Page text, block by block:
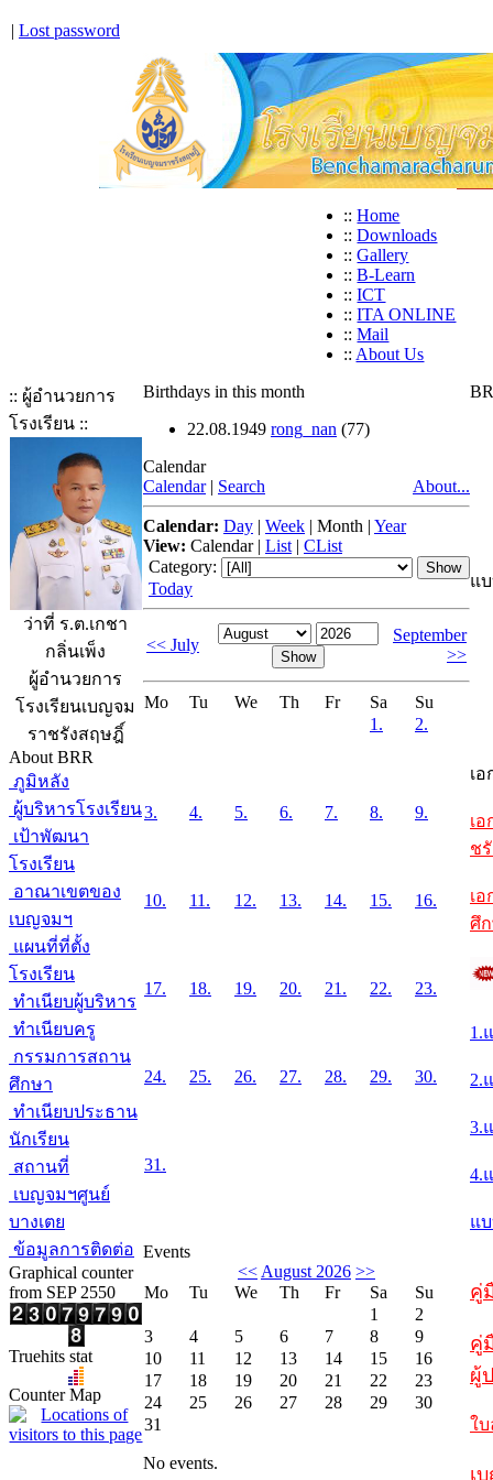
| Lost password
:: Home
:: Downloads
:: Gallery
:: B-Learn
:: ICT
:: ITA ONLINE
:: Mail
:: About Us
:: ผู้อำนวยการ
โรงเรียน ::
ว่าที่ ร.ต.เกชา
กลิ่นเพ็ง
ผู้อำนวยการ
โรงเรียนเบญจม
ราชรังสฤษฎิ์
About BRR
ภูมิหลัง
ผู้บริหารโรงเรียน
เป้าพัฒนา
โรงเรียน
อาณาเขตของ
เบญจมฯ
แผนที่ที่ตั้ง
โรงเรียน
ทำเนียบผู้บริหาร
ทำเนียบครู
กรรมการสถาน
ศึกษา
ทำเนียบประธาน
นักเรียน
สถานที่
เบญจมฯศูนย์
บางเตย
ข้อมูลการติดต่อ
Graphical counter
from SEP 2550
Truehits stat
Counter Map
Birthdays in this month
22.08.1949 rong_nan (77)
Calendar
Calendar | Search About...
Calendar: Day | Week | Month | Year
View: Calendar| List | CList
Category:
Today
<< July
September
>>
Mo Tu We Th Fr Sa
Su
1.
2.
3. 4. 5. 6. 7. 8. 9.
10. 11. 12. 13. 14. 15. 16.
17. 18. 19. 20. 21. 22. 23.
24. 25. 26. 27. 28. 29. 30.
31.
Events
<< August 2026 >>
Mo
Tu We Th Fr Sa
Su
1
2
3
4 5 6 7 8
9
10
11 12 13 14 15
16
17
18 19 20 21 22
23
24
25 26 27 28 29
30
31
No events.
แ
เ
เ
ช
เ
ศึ
1.
2.
3.
4.
แ
คู่
คู่
ผู้
ใ
เ